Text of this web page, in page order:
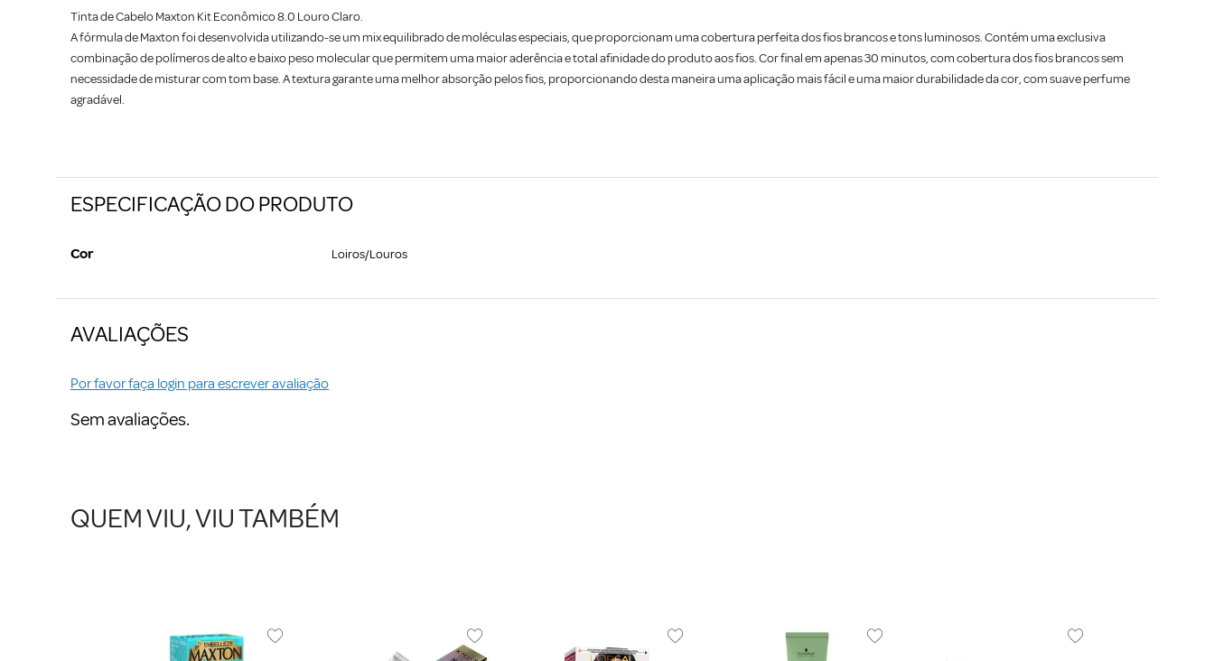
Tinta de Cabelo Maxton Kit Econômico 8.0 Louro Claro.
A fórmula de Maxton foi desenvolvida utilizando-se um mix equilibrado de moléculas especiais, que proporcionam uma cobertura perfeita dos fios brancos e tons luminosos. Contém uma exclusiva
combinação de polímeros de alto e baixo peso molecular que permitem uma maior aderência e total afinidade do produto aos fios. Cor final em apenas 30 minutos, com cobertura dos fios brancos sem
necessidade de misturar com tom base. A textura garante uma melhor absorção pelos fios, proporcionando desta maneira uma aplicação mais fácil e uma maior durabilidade da cor, com suave perfume
agradável.
ESPECIFICAÇÃO DO PRODUTO
Cor Loiros/Louros
AVALIAÇÕES
Por favor faça login para escrever avaliação
Sem avaliações.
QUEM VIU, VIU TAMBÉM